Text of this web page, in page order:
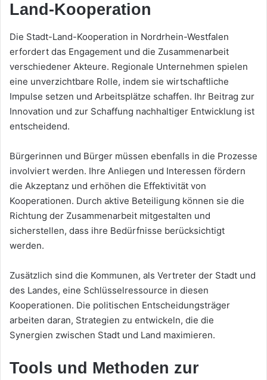
Land-Kooperation
Die Stadt-Land-Kooperation in Nordrhein-Westfalen
erfordert das Engagement und die Zusammenarbeit
verschiedener Akteure. Regionale Unternehmen spielen
eine unverzichtbare Rolle, indem sie wirtschaftliche
Impulse setzen und Arbeitsplätze schaffen. Ihr Beitrag zur
Innovation und zur Schaffung nachhaltiger Entwicklung ist
entscheidend.
Bürgerinnen und Bürger müssen ebenfalls in die Prozesse
involviert werden. Ihre Anliegen und Interessen fördern
die Akzeptanz und erhöhen die Effektivität von
Kooperationen. Durch aktive Beteiligung können sie die
Richtung der Zusammenarbeit mitgestalten und
sicherstellen, dass ihre Bedürfnisse berücksichtigt
werden.
Zusätzlich sind die Kommunen, als Vertreter der Stadt und
des Landes, eine Schlüsselressource in diesen
Kooperationen. Die politischen Entscheidungsträger
arbeiten daran, Strategien zu entwickeln, die die
Synergien zwischen Stadt und Land maximieren.
Tools und Methoden zur